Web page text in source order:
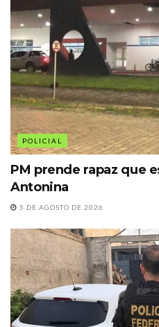
POLICIAL
PM prende rapaz que
Antonina
5 DE AGOSTO DE 2026